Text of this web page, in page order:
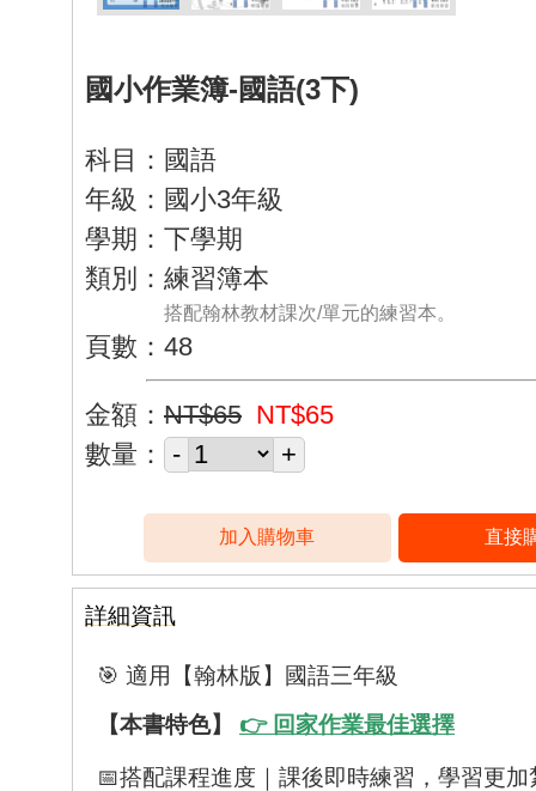
國小作業簿-國語(3下)
科目：國語
年級：國小3年級
學期：下學期
類別：練習簿本
搭配翰林教材課次/單元的練習本。
頁數：48
金額： NT$65 NT$65
數量：
詳細資訊
🎯 適用【翰林版】國語三年級
【本書特色】 👉 回家作業最佳選擇
📅搭配課程進度｜課後即時練習，學習更加